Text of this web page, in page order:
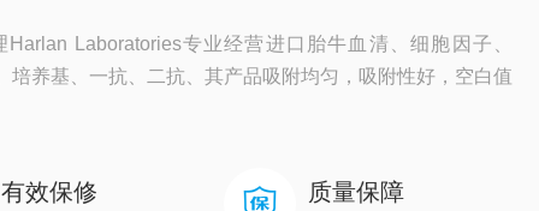
Laboratories专业经营进口胎牛血清、细胞因子、
培养基、一抗、二抗、其产品吸附均匀，吸附性好，空白值
有效保修 质量保障